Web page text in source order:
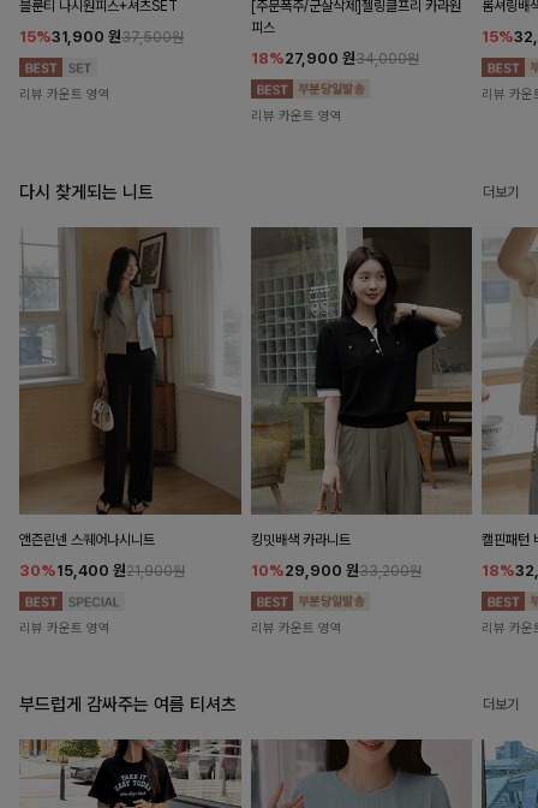
블룬티 나시원피스+셔츠SET
15%31,900 원37,500원
리뷰 카운트 영역
[주문폭주/군살삭제]젤링클프리 카라원
피스
18%27,900 원34,000원
리뷰 카운트 영역
롬셔링배
15%
리뷰 카운
다시 찾게되는 니트 더보기
앤즌린넨 스퀘어나시니트
30%15,400 원21,900원
리뷰 카운트 영역
킹밋배색 카라니트
10%29,900 원33,200원
리뷰 카운트 영역
캘핀패턴
18%
리뷰 카운
부드럽게 감싸주는 여름 티셔츠 더보기